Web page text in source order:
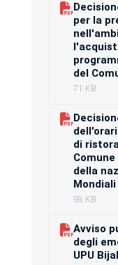
per la
del
71 KB
di
della
Mondiali
98 KB
Avviso
degli
UPU